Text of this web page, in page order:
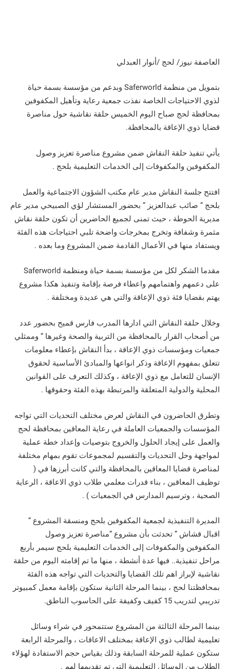
العاصفة نيوز/ لحج /أنوار العبدلي
بتمويل من منظمة Saferworld وبدعم من مؤسسة بسمة حياة
لذوي الاحتياجات الخاصة نفذت جمعية رعاية وتأهيل المكفوفين
بمحافظة لحج صباح اليوم الخميس حلقة نقاشية حول مناصرة
قضايا ذوي الإعاقة بالمحافظة.
يأتي تنفيذ حلقة النقاش ضمن مشروع مناصرة تعزيز وصول
المكفوفين والمكفوفات إلى الخدمات التعليمية بلحج .
افتتح جلسة النقاش مدير عام مكتب الشؤون الاجتماعية والعمل
بلحج ” صائب عبدالعزيز ” بحضور المستشار لؤي الصبيحي مدير عام
مديرية الحوطة ، حيث تمنى لجميع الحاضرين أن تكون حلقة نقاش
مثمرة وشفافة وتخرج بمخرجات واضحة تلبي احتياجات هذه الفئة
ويستفاد منها في الأعمال القادمة ضمن المشروع وما بعده .
مقدما الشكر لكل من مؤسسة بسمة حياة ومنظمة Saferworld
على دعمهم واهتمامهم واعطاء فرصة بإقامة وتنفيذ هكذا مشروع
يهتم بقضايا فئة ذوي الإعاقة والتي هي عديدة ومختلفة .
وخلال حلقة النقاش التي ادارها المدرب فارس قميح بحضور عدد
من أصحاب القرار بالمحافظة من التربية والصحة وغيرها ” وممثلي
جمعيات ومؤسسات ذوي الإعاقة ، بدأ النقاش بإعطاء معلومات
تتعلق بمفهوم الإعاقة وذكر انواعها والمبادئ الأساسية لحقوق
الإنسان للتعامل مع ذوي الإعاقة ، وكذلك التعرف على القوانين
المحلية والدولية المتعلقة والمرتبطة بهذه الفئة وحقوقها .
وتطرق الحاضرون في النقاش لعرض مختلف التحديات التي تواجه
المؤسسات والجمعيات العاملة في رعاية المعاقين بمحافظة لحج
والعمل على إيجاد الحلول والخروج بتوصيات وإعداد خطة عملية
لمواجهة وحل التحديات والتقسيم لمجموعات تقوم بمهام مختلفة
لمناصرة قضايا المعاقين بالمحافظة والتي كانت أبرزها في (
توظيف المعاقين ، بناء قدرات معلمي طلاب ذوي الاعاقة ، الرعاية
الصحية ، وترسيم المدارس في الجمعيات ) .
المديرة التنفيذية لجمعية المكفوفين بلحج ومنسقة المشروع ”
اقبال قشاش ” تحدثت بأن مشروع ”مناصرة تعزيز وصول
المكفوفين والمكفوفات إلى الخدمات التعليمية بلحج سيمر بأربع
مراحل تنفيذية.. فيها عدة أنشطة ، منها ما تم إقامته اليوم من حلقة
نقاشية لإبراز اهم تلك القضايا والتحديات التي تواجه هذه الفئة
بمحافظتنا لحج ، بينما المرحلة الثانية ستكون بإقامة معمل كمبيوتر
تدريبي لتدريب 15 كفيف وكفيفة على الحاسوب الناطق.
بينما المرحلة الثالثة من المشروع ستتمحور في شراء وسائل
تعليمية لطالب ذوي الإعاقة بمختلف الاعاقات ، والمرحلة الرابعة
ستكون عملية للمرحلة السابقة وذلك بقياس حجم الاستفادة لهؤلاء
الطلاب من الوسائل التعليمية التي تم تقديمها لهم .